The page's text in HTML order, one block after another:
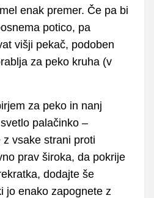
enak premer. Če pa bi
potico, pa
višji pekač, podoben
za peko kruha (v
za peko in nanj
palačinko –
vsake strani proti
prav široka, da pokrije
dodajte še
jo enako zapognete z